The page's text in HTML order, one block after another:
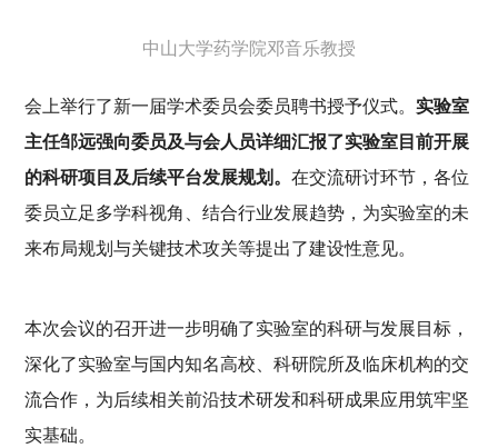
中山大学药学院邓音乐教授
会上举行了新一届学术委员会委员聘书授予仪式。 实验室
主任邹远强向委员及与会人员详细汇报了实验室目前开展
的科研项目及后续平台发展规划。 在交流研讨环节，各位
委员立足多学科视角、结合行业发展趋势，为实验室的未
来布局规划与关键技术攻关等提出了建设性意见。
本次会议的召开进一步明确了实验室的科研与发展目标，
深化了实验室与国内知名高校、科研院所及临床机构的交
流合作，为后续相关前沿技术研发和科研成果应用筑牢坚
实基础。